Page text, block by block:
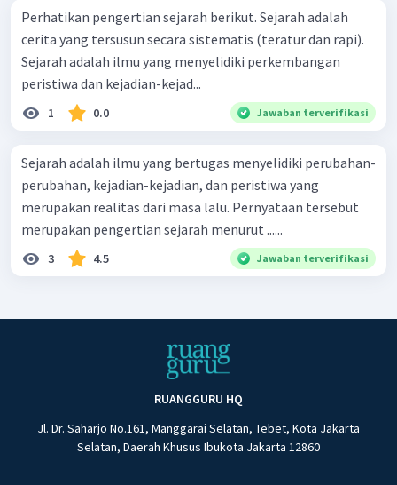
Perhatikan pengertian sejarah berikut. Sejarah adalah
cerita yang tersusun secara sistematis (teratur dan rapi).
Sejarah adalah ilmu yang menyelidiki perkembangan
peristiwa dan kejadian-kejad...
1 0.0 Jawaban terverifikasi
Sejarah adalah ilmu yang bertugas menyelidiki perubahan-
perubahan, kejadian-kejadian, dan peristiwa yang
merupakan realitas dari masa lalu. Pernyataan tersebut
merupakan pengertian sejarah menurut ......
3 4.5 Jawaban terverifikasi
RUANGGURU HQ
Jl. Dr. Saharjo No.161, Manggarai Selatan, Tebet, Kota Jakarta
Selatan, Daerah Khusus Ibukota Jakarta 12860